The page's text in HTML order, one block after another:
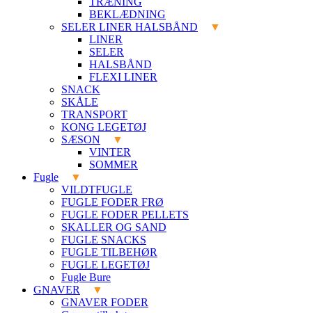
BEKLÆDNING
SELER LINER HALSBÅND
LINER
SELER
HALSBÅND
FLEXI LINER
SNACK
SKÅLE
TRANSPORT
KONG LEGETØJ
SÆSON
VINTER
SOMMER
Fugle
VILDTFUGLE
FUGLE FODER FRØ
FUGLE FODER PELLETS
SKALLER OG SAND
FUGLE SNACKS
FUGLE TILBEHØR
FUGLE LEGETØJ
Fugle Bure
GNAVER
GNAVER FODER